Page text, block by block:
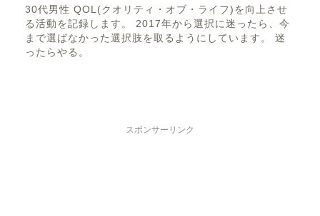
30代男性 QOL(クオリティ・オブ・ライフ)を向上させ
る活動を記録します。 2017年から選択に迷ったら、今
まで選ばなかった選択肢を取るようにしています。 迷
ったらやる。
スポンサーリンク